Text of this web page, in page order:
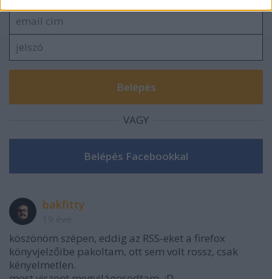
VAGY
bakfitty
köszönöm szépen, eddig az RSS-eket a firefox
könyvjelzőibe pakoltam, ott sem volt rossz, csak
kényelmetlen.